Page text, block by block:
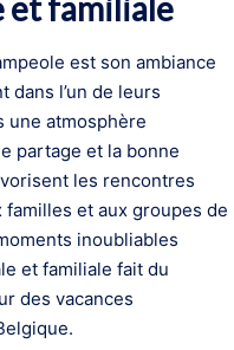
et familiale
est son ambiance
dans l’un de leurs
une atmosphère
partage et la bonne
les rencontres
et aux groupes de
inoubliables
et familiale fait du
des vacances